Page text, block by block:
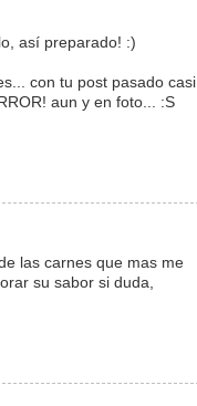
así preparado! :)
con tu post pasado casi
aun y en foto... :S
las carnes que mas me
su sabor si duda,